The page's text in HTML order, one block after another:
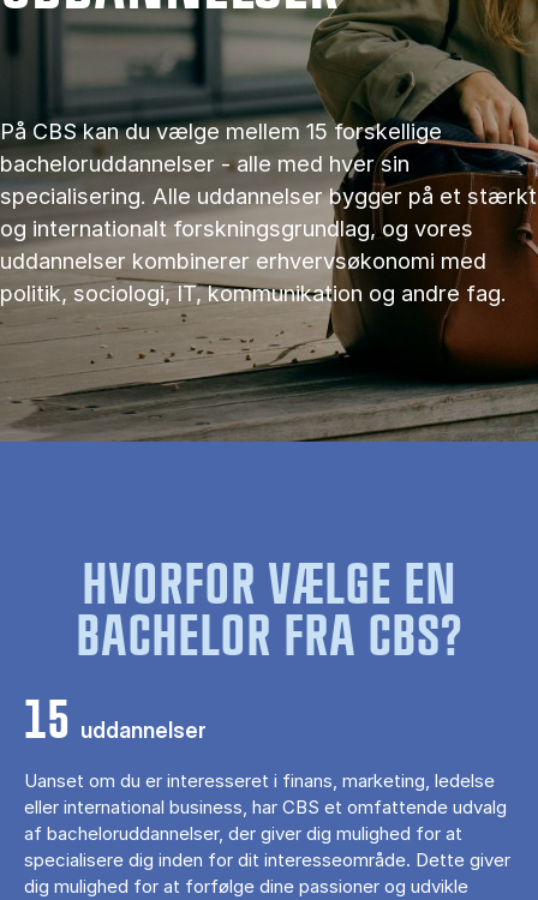
På CBS kan du vælge mellem 15 forskellige
bacheloruddannelser - alle med hver sin
specialisering. Alle uddannelser bygger på et stærkt
og internationalt forskningsgrundlag, og vores
uddannelser kombinerer erhvervsøkonomi med
politik, sociologi, IT, kommunikation og andre fag.
HVORFOR VÆLGE EN
BACHELOR FRA CBS?
15 uddannelser
Uanset om du er interesseret i finans, marketing, ledelse
eller international business, har CBS et omfattende udvalg
af bacheloruddannelser, der giver dig mulighed for at
specialisere dig inden for dit interesseområde. Dette giver
dig mulighed for at forfølge dine passioner og udvikle